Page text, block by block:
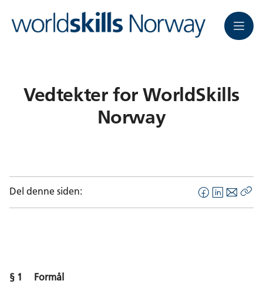
Meny
Vedtekter for WorldSkills
Norway
Del denne siden:
F
a
L
i
E
-
§ 1 Formål